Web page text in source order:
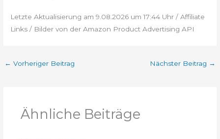
Letzte Aktualisierung am 9.08.2026 um 17:44 Uhr / Affiliate
Links / Bilder von der Amazon Product Advertising API
← Vorheriger Beitrag Nächster Beitrag →
Ähnliche Beiträge